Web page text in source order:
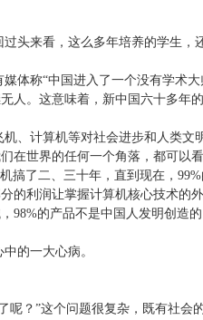
头来看，这么多年培养的学生，
体称“中国进入了一个没有学术
人。这意味着，新中国六十多年
、计算机等对社会进步和人类文
在世界的任何一个角落，都可以
搞了二、三十年，直到现在， 99%
的利润让掌握计算机核心技术的
98%的产品不是中国人发明创造
的一大心病。
？”这个问题很复杂，既有社会